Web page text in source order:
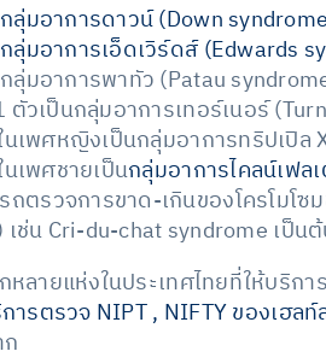
กลุ่มอาการดาวน์ (Down
กลุ่มอาการเอ็ดเวิร์ดส์ (Edwards
ลุ่มอาการพาทัว (Patau
ตัวเป็นกลุ่มอาการเทอร์เนอร์
นเพศหญิงเป็นกลุ่มอาการทริปเปิล
นเพศชายเป็นกลุ่มอาการไคลน์เฟล
ตรวจการขาด-เกินของโครโมโ
ช่น Cri-du-chat syndrome เป็น
ลายแห่งในประเทศไทยที่ให้บริก
ารตรวจ NIPT , NIFTY ของเฮลท์